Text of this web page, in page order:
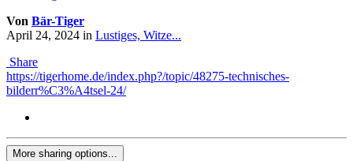
Von Bär-Tiger
April 24, 2024 in Lustiges, Witze...
Share
https://tigerhome.de/index.php?/topic/48275-technisches-
bilderr%C3%A4tsel-24/
More sharing options...